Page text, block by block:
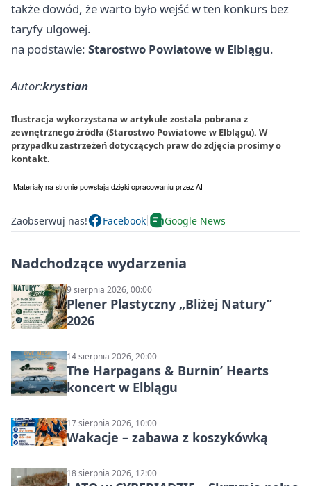
także dowód, że warto było wejść w ten konkurs bez
taryfy ulgowej.
na podstawie: Starostwo Powiatowe w Elblągu.
Autor:krystian
Ilustracja wykorzystana w artykule została pobrana z
zewnętrznego źródła (Starostwo Powiatowe w Elblągu). W
przypadku zastrzeżeń dotyczących praw do zdjęcia prosimy o
kontakt.
Zaobserwuj nas! Facebook Google News
Nadchodzące wydarzenia
9 sierpnia 2026, 00:00
Plener Plastyczny „Bliżej Natury”
2026
14 sierpnia 2026, 20:00
The Harpagans & Burnin’ Hearts
koncert w Elblągu
17 sierpnia 2026, 10:00
Wakacje – zabawa z koszykówką
18 sierpnia 2026, 12:00